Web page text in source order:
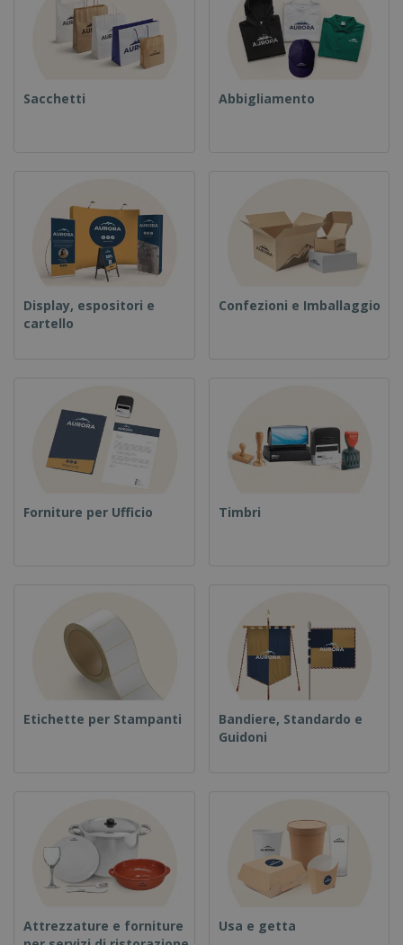
Sacchetti Abbigliamento
Display, espositori e
cartello
Confezioni e Imballaggio
Forniture per Ufficio Timbri
Etichette per Stampanti
Bandiere, Standardo e
Guidoni
Attrezzature e forniture
Usa e getta